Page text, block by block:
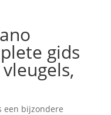
gids
een bijzondere